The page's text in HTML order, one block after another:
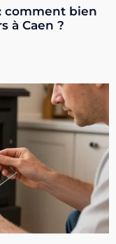
comment bien
à Caen ?